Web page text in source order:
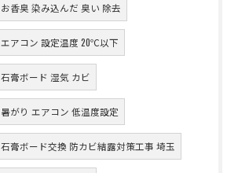
お香臭 染み込んだ 臭い 除去
エアコン 設定温度 20℃以下
石膏ボード 湿気 カビ
暑がり エアコン 低温度設定
石膏ボード交換 防カビ結露対策工事 埼玉